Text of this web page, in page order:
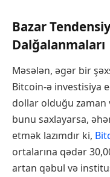
Bazar
Dalğalanmaları
Məsələn, əgər bir
Bitcoin-ə investisiya
dollar olduğu zaman
bunu saxlayarsa,
etmək lazımdır ki,
ortalarına qədər
artan qəbul və